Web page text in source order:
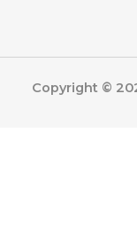
Copyright ©